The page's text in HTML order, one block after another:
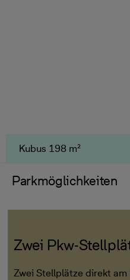
Kubus 198 m²
Parkmöglichkeiten
Zwei Pkw-
Zwei Stellplätze direkt